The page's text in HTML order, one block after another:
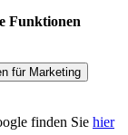
Funktionen
für Marketing
finden Sie hier